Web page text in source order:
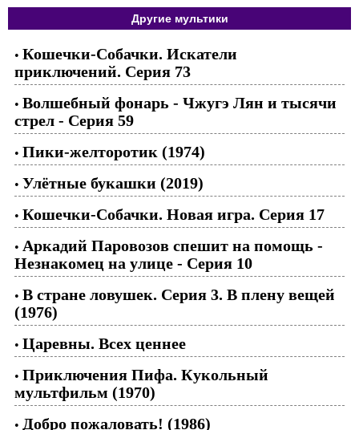
Другие мультики
• Кошечки-Собачки. Искатели
приключений. Серия 73
• Волшебный фонарь - Чжугэ Лян и тысячи
стрел - Серия 59
• Пики-желторотик (1974)
• Улётные букашки (2019)
• Кошечки-Собачки. Новая игра. Серия 17
• Аркадий Паровозов спешит на помощь -
Незнакомец на улице - Серия 10
• В стране ловушек. Серия 3. В плену вещей
(1976)
• Царевны. Всех ценнее
• Приключения Пифа. Кукольный
мультфильм (1970)
• Добро пожаловать! (1986)